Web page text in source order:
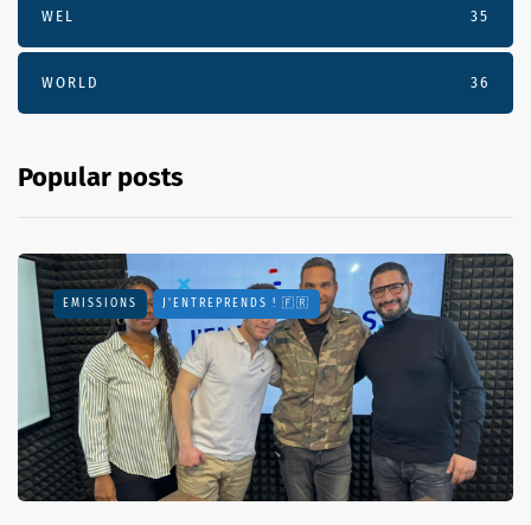
WEL 35
WORLD 36
Popular posts
EMISSIONS J'ENTREPRENDS ! 🇫🇷